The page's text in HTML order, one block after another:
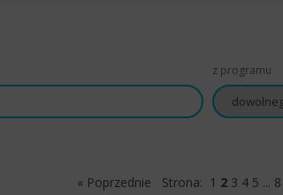
z programu
« Poprzednie Strona: 1 2 3 4 5 ... 8